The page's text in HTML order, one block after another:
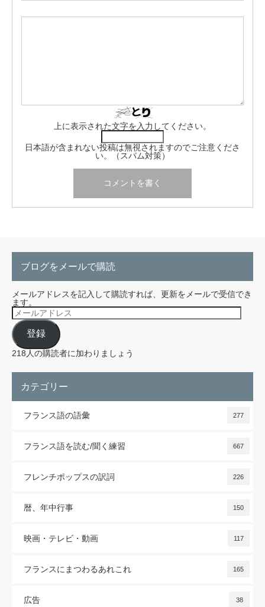
上に表示された文字を入力してください。
日本語が含まれない投稿は無視されますのでご注意くださ
い。（スパム対策）
ブログをメールで購読
メールアドレスを記入して購読すれば、更新をメールで受信でき
ます。
メ
ー
ル
ア
ド
レ
登録
218人の購読者に加わりましょう
カテゴリー
フランス語の語彙 277
フランス語を読む/聞く練習 667
フレンチポップスの訳詞 226
暦、年中行事 150
映画・テレビ・動画 117
フランスにまつわるあれこれ 165
広告 38